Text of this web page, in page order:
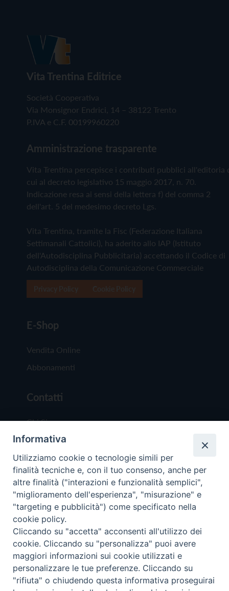
Vita Trentina Editrice
Società Cooperativa
Via Monsignor Endrici, 14 – 38122 Trento
P.IVA e C.F. 00199960220
Amministrazione trasparente
Vita Trentina percepisce i contributi pubblici all'editoria
cui al decreto legislativo 15 maggio 2017, n. 70.
Indicazione resa ai sensi della lettera f) del comma 2
dell'art. 5 del medesimo decreto Lgs.
Vita Trentina, tramite la Fisc (Federazione Italiana
Settimanali Cattolici), ha aderito allo IAP (Istituto
dell'Autodisciplina Pubblicitaria) accettando il Codice di
Autodisciplina della Comunicazione Commerciale
E-Shop
Vendita Online
Abbonamenti
Contatti
Chi Siamo
Redazione
Scrivici
Copyright © 2019 - Tutti i diritti riservati - Vita
Trentina Editrice
Privacy Policy
Torna
Informativa
Utilizziamo cookie o tecnologie simili per
finalità tecniche e, con il tuo consenso, anche per
altre finalità ("interazioni e funzionalità semplici",
"miglioramento dell'esperienza", "misurazione" e
"targeting e pubblicità") come specificato nella
cookie policy.
Cliccando su "accetta" acconsenti all'utilizzo dei
cookie. Cliccando su "personalizza" puoi avere
maggiori informazioni sui cookie utilizzati e
personalizzare le tue preferenze. Cliccando su
"rifiuta" o chiudendo questa informativa proseguirai